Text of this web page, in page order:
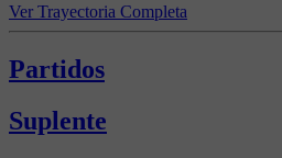
Ver Trayectoria Completa
Partidos
Suplente